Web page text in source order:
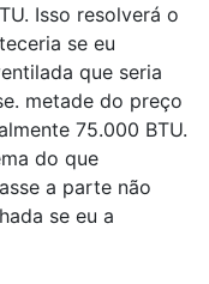
Isso resolverá o
se eu
que seria
metade do preço
75.000 BTU.
do que
a parte não
se eu a